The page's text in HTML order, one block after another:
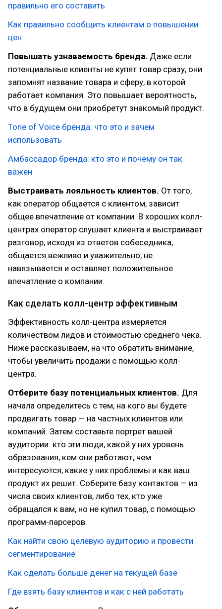
правильно его составить
Как правильно сообщить клиентам о повышении
цен
Повышать узнаваемость бренда. Даже если
потенциальные клиенты не купят товар сразу, они
запомнят название товара и сферу, в которой
работает компания. Это повышает вероятность,
что в будущем они приобретут знакомый продукт.
Tone of Voice бренда: что это и зачем
использовать
Амбассадор бренда: кто это и почему он так
важен
Выстраивать лояльность клиентов. От того,
как оператор общается с клиентом, зависит
общее впечатление от компании. В хороших колл-
центрах оператор слушает клиента и выстраивает
разговор, исходя из ответов собеседника,
общается вежливо и уважительно, не
навязывается и оставляет положительное
впечатление о компании.
Как сделать колл-центр эффективным
Эффективность колл-центра измеряется
количеством лидов и стоимостью среднего чека.
Ниже рассказываем, на что обратить внимание,
чтобы увеличить продажи с помощью колл-
центра.
Отберите базу потенциальных клиентов. Для
начала определитесь с тем, на кого вы будете
продвигать товар — на частных клиентов или
компаний. Затем составьте портрет вашей
аудитории: кто эти люди, какой у них уровень
образования, кем они работают, чем
интересуются, какие у них проблемы и как ваш
продукт их решит. Соберите базу контактов — из
числа своих клиентов, либо тех, кто уже
обращался к вам, но не купил товар, с помощью
программ-парсеров.
Как найти свою целевую аудиторию и провести
сегментирование
Как сделать больше денег на текущей базе
Где взять базу клиентов и как с ней работать